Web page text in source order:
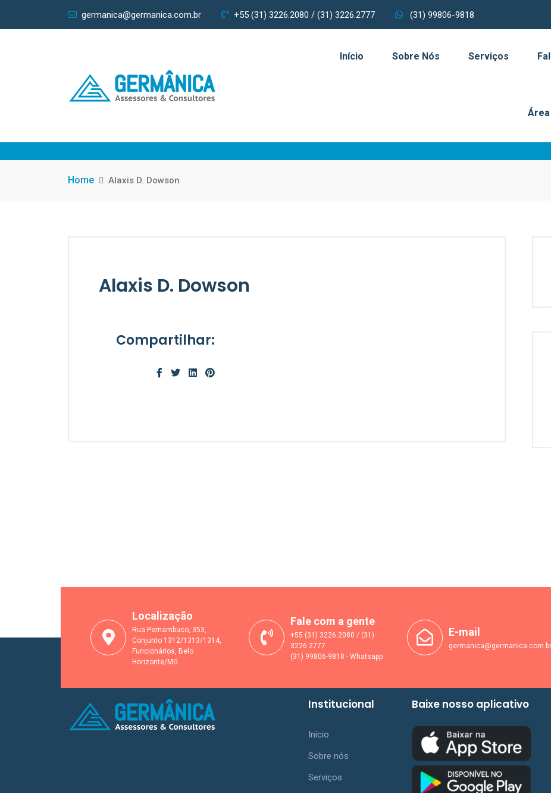
germanica@germanica.com.br +55 (31) 3226.2080 / (31) 3226.2777 (31) 99806-9818
Início Sobre Nós Serviços
Home Alaxis D. Dowson
Alaxis D. Dowson
Compartilhar:
Localização
Rua Pernambuco, 353,
Conjunto 1312/1313/1314,
Funcionários, Belo
Horizonte/MG.
Fale com a gente
+55 (31) 3226.2080 / (31)
3226.2777
(31) 99806-9818 - Whatsapp
E-mail
germanica@germanica.com.br
Institucional
Início
Sobre nós
Serviços
Baixe nosso aplicativo